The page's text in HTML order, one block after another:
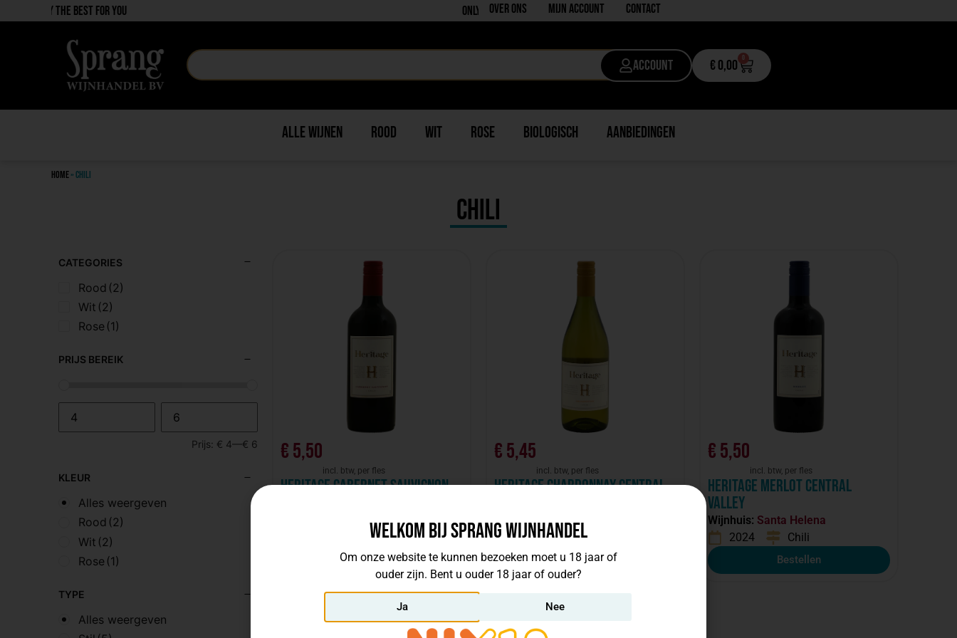
Only the best in price Only the best in quality
Over ons Mijn account Contact
Account € 0,00 0
Alle wijnen Rood Wit Rose Biologisch Aanbiedingen
Home»Chili
Chili
CATEGORIES
Rood (2)
Wit (2)
Rose (1)
PRIJS BEREIK
Prijs: € 4—€ 6
KLEUR
Alles weergeven
Rood (2)
Wit (2)
Rose (1)
TYPE
Alles weergeven
€5,50
incl. btw, per fles
Heritage Cabernet Sauvignon
Chili
Bestellen
€5,45
incl. btw, per fles
Heritage Chardonnay Central
Wijnhuis:Santa Helena
2024
Chili
Bestellen
€5,50
incl. btw, per fles
Heritage Merlot Central
Valley
Wijnhuis: Santa Helena
2024
Chili
Bestellen
Welkom bij Sprang Wijnhandel
Om onze website te kunnen bezoeken moet u 18 jaar of
ouder zijn. Bent u ouder 18 jaar of ouder?
Ja Nee